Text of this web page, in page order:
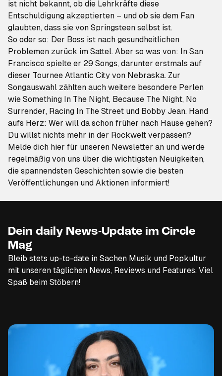
ist nicht bekannt, ob die Lehrkräfte diese
Entschuldigung akzeptierten – und ob sie dem Fan
glaubten, dass sie von Springsteen selbst ist.
So oder so: Der Boss ist nach gesundheitlichen
Problemen zurück im Sattel. Aber so was von: In San
Francisco spielte er 29 Songs, darunter erstmals auf
dieser Tournee Atlantic City von Nebraska. Zur
Songauswahl zählten auch weitere besondere Perlen
wie Something In The Night, Because The Night, No
Surrender, Racing In The Street und Bobby Jean. Hand
aufs Herz: Wer will da schon früher nach Hause gehen?
Du willst nichts mehr in der Rockwelt verpassen?
Melde dich hier für unseren Newsletter an und werde
regelmäßig von uns über die wichtigsten Neuigkeiten,
die spannendsten Geschichten sowie die besten
Veröffentlichungen und Aktionen informiert!
Dein daily News-Update im Circle
Mag
Bleib stets up-to-date in Sachen Musik und Popkultur
mit unseren täglichen News, Reviews und Features. Viel
Spaß beim Stöbern!